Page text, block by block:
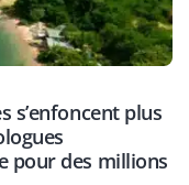
s’enfoncent plus
pour des millions